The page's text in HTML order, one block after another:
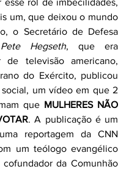
esse rol de imbecilidades,
um, que deixou o mundo
o Secretário de Defesa
Pete Hegseth, que era
de televisão americano,
do Exército, publicou
um vídeo em que 2
que MULHERES NÃO
. A publicação é um
reportagem da CNN
um teólogo evangélico
cofundador da Comunhão